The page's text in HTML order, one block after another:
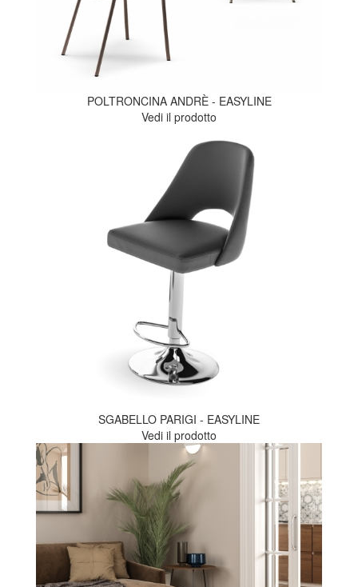
POLTRONCINA ANDRÈ - EASYLINE
Vedi il prodotto
SGABELLO PARIGI - EASYLINE
Vedi il prodotto